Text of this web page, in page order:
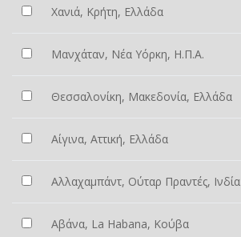
Χανιά, Κρήτη, Ελλάδα
Μανχάταν, Νέα Υόρκη, Η.Π.Α.
Θεσσαλονίκη, Μακεδονία, Ελλάδα
Αίγινα, Αττική, Ελλάδα
Αλλαχαμπάντ, Ούταρ Πραντές, Ινδία
Αβάνα, La Habana, Κούβα